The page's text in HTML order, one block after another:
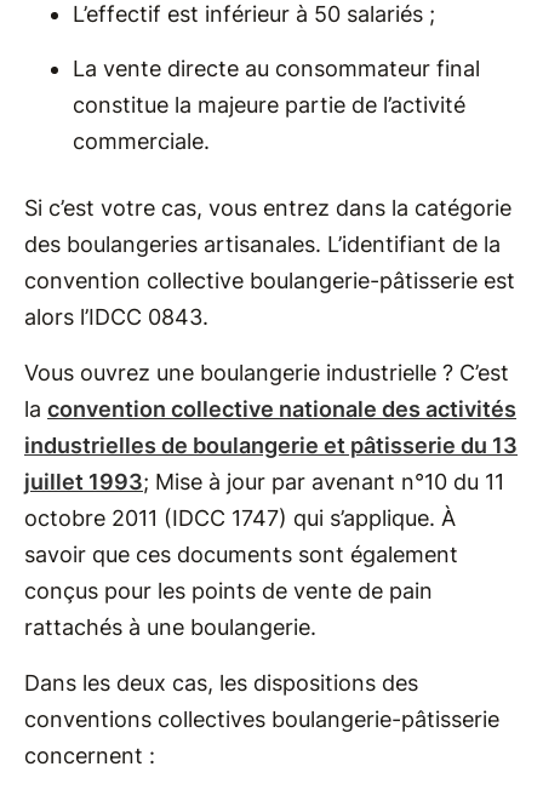
L’effectif est inférieur à 50 salariés ;
La vente directe au consommateur final
constitue la majeure partie de l’activité
commerciale.
Si c’est votre cas, vous entrez dans la catégorie
des boulangeries artisanales. L’identifiant de la
convention collective boulangerie-pâtisserie est
alors l’IDCC 0843.
Vous ouvrez une boulangerie industrielle ? C’est
la convention collective nationale des activités
industrielles de boulangerie et pâtisserie du 13
juillet 1993; Mise à jour par avenant n°10 du 11
octobre 2011 (IDCC 1747) qui s’applique. À
savoir que ces documents sont également
conçus pour les points de vente de pain
rattachés à une boulangerie.
Dans les deux cas, les dispositions des
conventions collectives boulangerie-pâ​tisserie
concernent :